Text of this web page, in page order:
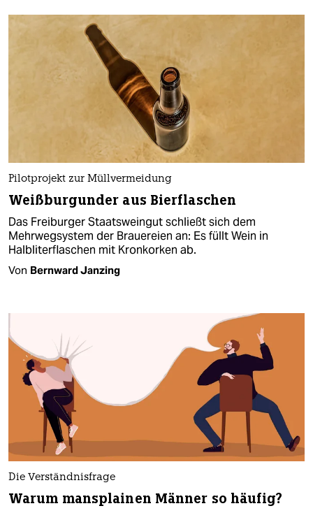
Pilotprojekt zur Müllvermeidung
Weißburgunder aus Bierflaschen
Das Freiburger Staatsweingut schließt sich dem
Mehrwegsystem der Brauereien an: Es füllt Wein in
Halbliterflaschen mit Kronkorken ab.
Von Bernward Janzing
Die Verständnisfrage
Warum mansplainen Männer so häufig?